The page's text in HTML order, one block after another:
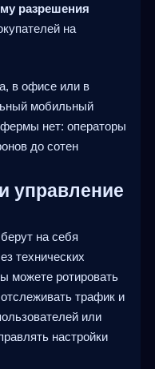
разрешения
на
в офисе или в
мобильный
нет: операторы
до сотен
управление
на себя
технических
можете ротировать
трафик и
или
настройки